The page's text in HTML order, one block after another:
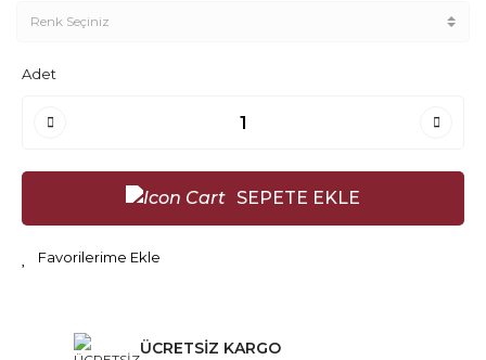
Adet
SEPETE EKLE
ÜCRETSİZ KARGO